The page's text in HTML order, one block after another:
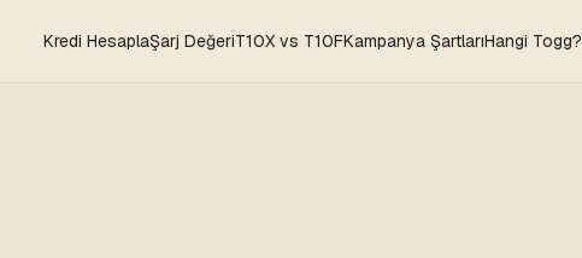
Kredi HesaplaŞarj DeğeriT10X vs T10FKampanya ŞartlarıHangi Togg?